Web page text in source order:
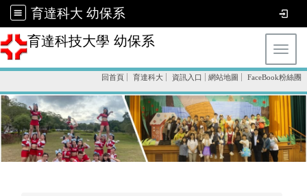
育達科大 幼保系
育達科技大學 幼保系
回首頁 育達科大 資訊入口 網站地圖 FaceBook粉絲團